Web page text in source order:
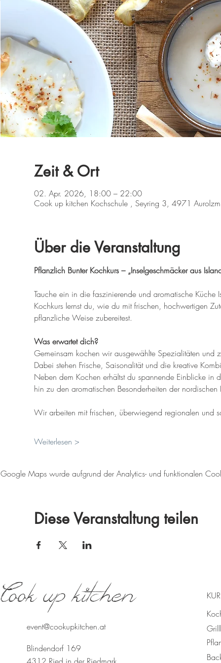
Zeit & Ort
02. Apr. 2026, 18:00 – 22:00
Cook up kitchen Kochschule , Seyring 3, 4971
Über die Veranstaltung
Pflanzlich Bunter Kochkurs – „Inselgeschmäcker aus
Tauche ein in die faszinierende und aromatische
Kochkurs lernst du, wie du mit frischen, hochwertigen
pflanzliche Weise zubereitest.
Was erwartet dich?
Gemeinsam kochen wir ausgewählte Spezialitäten und
Dabei stehen Frische, Saisonalität und die kreative
Neben dem Kochen erhältst du spannende Einblicke in
hin zu den aromatischen Besonderheiten der nordischen
Wir arbeiten mit frischen, überwiegend regionalen und
Weiterlesen >
Google Maps wurde aufgrund der Analytics- und funktionalen
Diese Veranstaltung teilen
Cook up kitchen
event@cookupkitchen.at
Blindendorf 169